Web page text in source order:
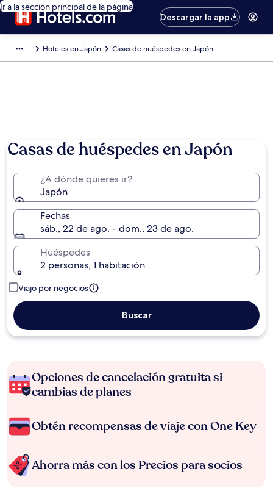
Ir a la sección principal de la página
Descargar la app
Hoteles en Japón Casas de huéspedes en Japón
Casas de huéspedes en Japón
¿A dónde quieres ir?
Japón
Fechas
sáb., 22 de ago. - dom., 23 de ago.
Huéspedes
2 personas, 1 habitación
Viajo por negocios
Buscar
Opciones de cancelación gratuita si
cambias de planes
Obtén recompensas de viaje con One Key
Ahorra más con los Precios para socios